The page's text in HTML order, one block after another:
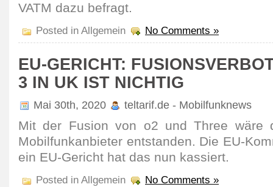
VATM dazu befragt.
Posted in Allgemein No Comments »
EU-GERICHT:
3 IN UK IST NICHTIG
Mai 30th, 2020 teltarif.de - Mobilfunknews
Mit der Fusion von o2 und Three wäre
Mobil­funk­an­bieter entstanden. Die EU-
ein EU-Gericht hat das nun kassiert.
Posted in Allgemein No Comments »